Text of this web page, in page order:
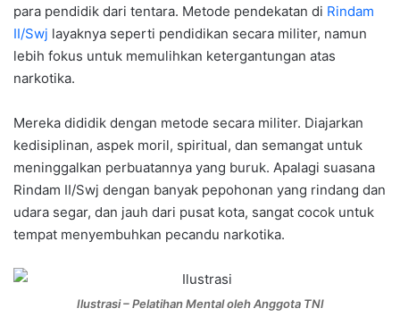
para pendidik dari tentara. Metode pendekatan di Rindam
II/Swj layaknya seperti pendidikan secara militer, namun
lebih fokus untuk memulihkan ketergantungan atas
narkotika.
Mereka dididik dengan metode secara militer. Diajarkan
kedisiplinan, aspek moril, spiritual, dan semangat untuk
meninggalkan perbuatannya yang buruk. Apalagi suasana
Rindam II/Swj dengan banyak pepohonan yang rindang dan
udara segar, dan jauh dari pusat kota, sangat cocok untuk
tempat menyembuhkan pecandu narkotika.
Ilustrasi – Pelatihan Mental oleh Anggota TNI